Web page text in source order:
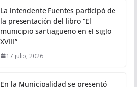
La intendente Fuentes participó de
la presentación del libro “El
municipio santiagueño en el siglo
XVIII”
17 julio, 2026
En la Municipalidad se presentó